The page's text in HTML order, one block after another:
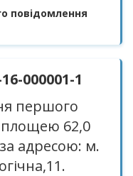
повідомлення
000001-1
першого
площею 62,0
адресою: м.